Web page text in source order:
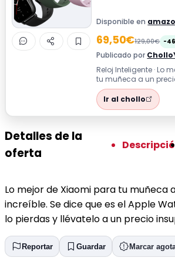
Disponible en
69,50€129,00€ -
Publicado por
Reloj Inteligente · Lo
tu muñeca a un
que es el Apple
Ir al chollo
Detalles de la
oferta
Lo mejor de Xiaomi para tu muñeca
increíble. Se dice que es el Apple
lo pierdas y llévatelo a un precio
Reportar Guardar Marcar